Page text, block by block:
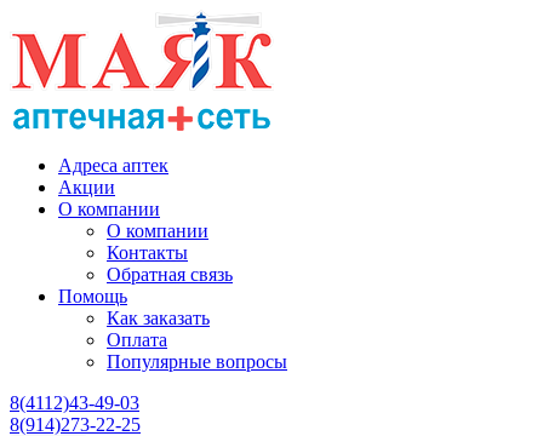
Адреса аптек
Акции
О компании
О компании
Контакты
Обратная связь
Помощь
Как заказать
Оплата
Популярные вопросы
8(4112)43-49-03
8(914)273-22-25